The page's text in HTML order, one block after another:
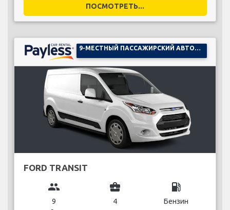
ПОСМОТРЕТЬ...
FORD TRANSIT
group
9
business_center
4
local_gas_station
Бензин